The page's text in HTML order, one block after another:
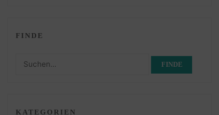
FINDE
Suchen
KATEGORIEN